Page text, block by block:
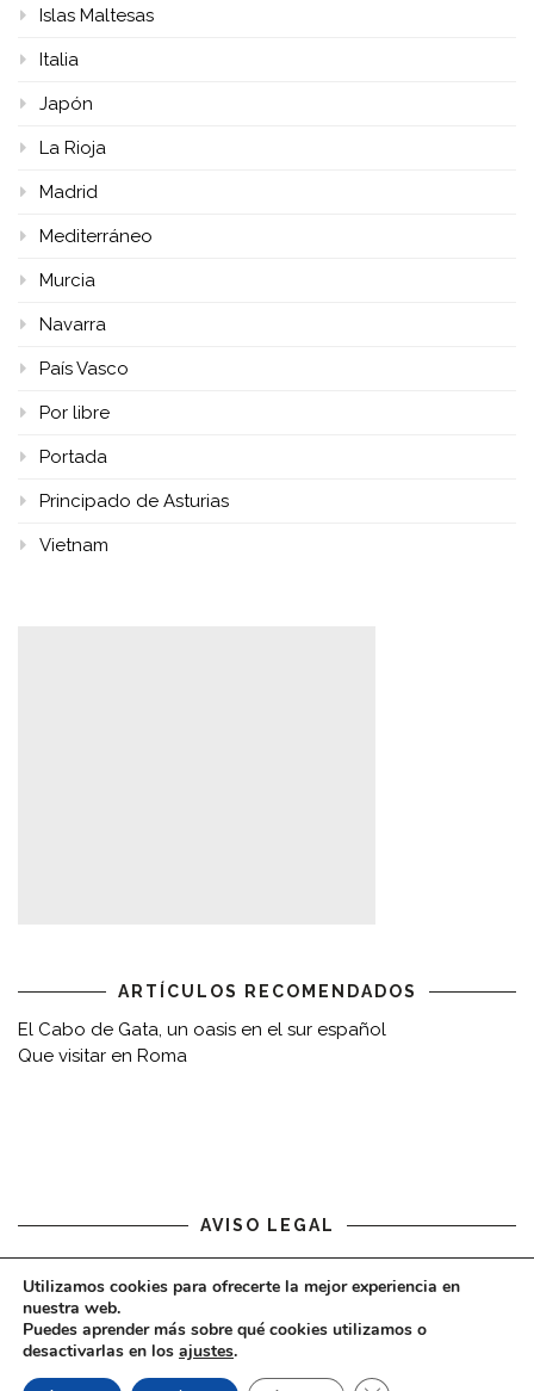
Islas Maltesas
Italia
Japón
La Rioja
Madrid
Mediterráneo
Murcia
Navarra
País Vasco
Por libre
Portada
Principado de Asturias
Vietnam
ARTÍCULOS RECOMENDADOS
El Cabo de Gata, un oasis en el sur español
Que visitar en Roma
AVISO LEGAL
Aviso legal
Utilizamos cookies para ofrecerte la mejor experiencia en
nuestra web.
Puedes aprender más sobre qué cookies utilizamos o
desactivarlas en los ajustes.